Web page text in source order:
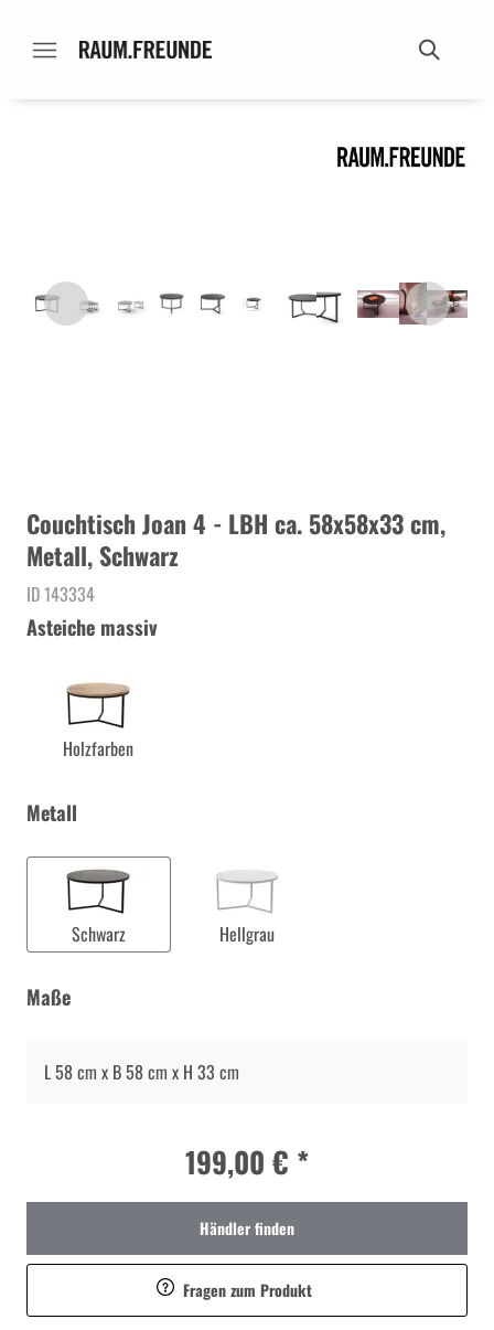
Couchtisch Joan 4 - LBH ca. 58x58x33 cm,
Metall, Schwarz
ID 143334
Asteiche massiv
Holzfarben
Metall
Schwarz Hellgrau
Maße
L 58 cm x B 58 cm x H 33 cm
199,00 € *
Händler finden
Fragen zum Produkt